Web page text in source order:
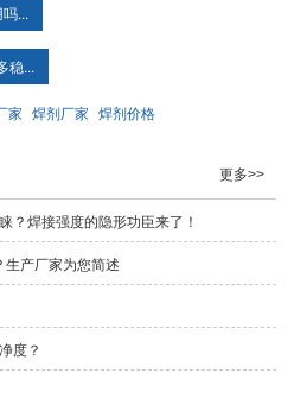
...
稳...
家 焊剂厂家 焊剂价格
更多>>
？焊接强度的隐形功臣来了！
产厂家为您简述
度？